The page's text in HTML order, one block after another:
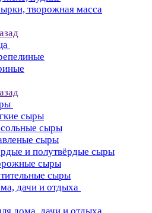
творожная масса
сыры
сыры
сыры
и полутвёрдые сыры
сыры
сыры
дачи и отдыха